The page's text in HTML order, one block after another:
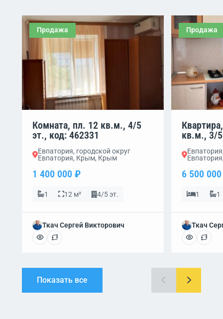
Продажа
Комната, пл. 12 кв.м., 4/5
эт., код: 462331
Евпатория, городской округ
Евпатория, Крым, Крым
1 400 000 ₽
1 12 м² 4/5 эт.
Ткач Сергей Викторович
Продажа
кв.м., 3/
6 500
1 1
Ткач
Показать все